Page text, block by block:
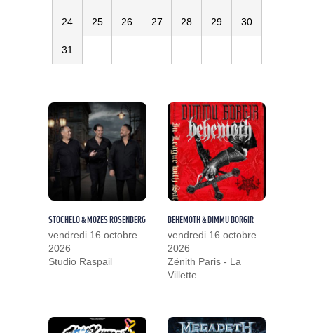
24 25 26 27 28 29 30
31
STOCHELO & MOZES ROSENBERG
vendredi 16 octobre
2026
Studio Raspail
BEHEMOTH & DIMMU BORGIR
vendredi 16 octobre
2026
Zénith Paris - La
Villette